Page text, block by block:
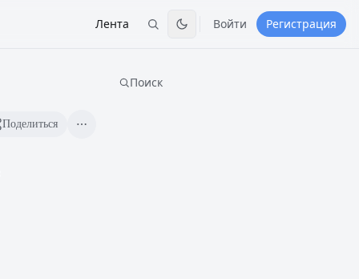
Лента Войти Регистрация
Поделиться
Поиск